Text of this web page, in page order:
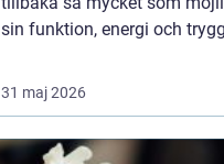
sin funktion, energi och
31 maj 2026